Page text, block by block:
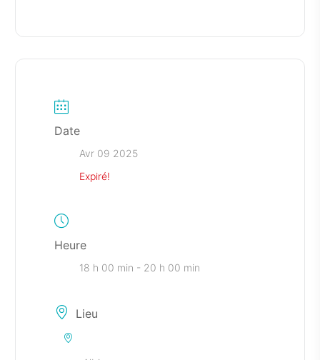
Date
Avr 09 2025
Expiré!
Heure
18 h 00 min - 20 h 00 min
Lieu